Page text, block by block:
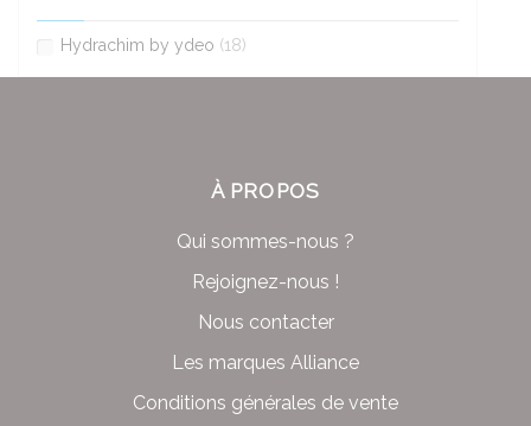
Hydrachim by ydeo (18)
À PROPOS
Qui sommes-nous ?
Rejoignez-nous !
Nous contacter
Les marques Alliance
Conditions générales de vente